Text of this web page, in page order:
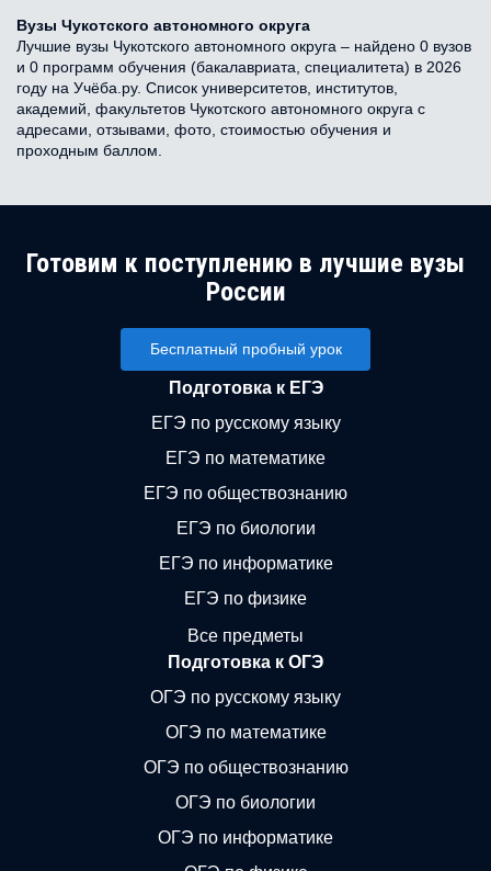
Вузы Чукотского автономного округа
Лучшие вузы Чукотского автономного округа – найдено 0 вузов
и 0 программ обучения (бакалавриата, специалитета) в 2026
году на Учёба.ру. Список университетов, институтов,
академий, факультетов Чукотского автономного округа с
адресами, отзывами, фото, стоимостью обучения и
проходным баллом.
Готовим к поступлению в лучшие вузы
России
Бесплатный пробный урок
Подготовка к ЕГЭ
ЕГЭ по русскому языку
ЕГЭ по математике
ЕГЭ по обществознанию
ЕГЭ по биологии
ЕГЭ по информатике
ЕГЭ по физике
Все предметы
Подготовка к ОГЭ
ОГЭ по русскому языку
ОГЭ по математике
ОГЭ по обществознанию
ОГЭ по биологии
ОГЭ по информатике